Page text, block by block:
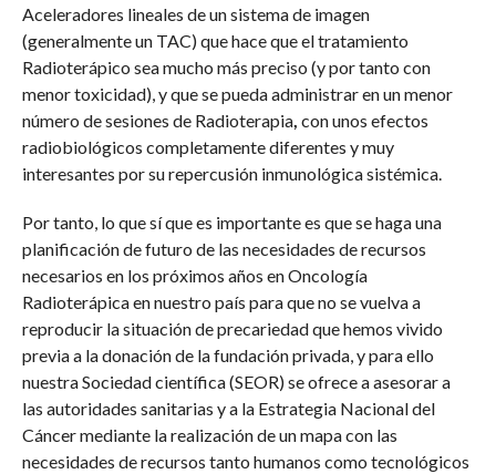
Aceleradores lineales de un sistema de imagen
(generalmente un TAC) que hace que el tratamiento
Radioterápico sea mucho más preciso (y por tanto con
menor toxicidad), y que se pueda administrar en un menor
número de sesiones de Radioterapia, con unos efectos
radiobiológicos completamente diferentes y muy
interesantes por su repercusión inmunológica sistémica.
Por tanto, lo que sí que es importante es que se haga una
planificación de futuro de las necesidades de recursos
necesarios en los próximos años en Oncología
Radioterápica en nuestro país para que no se vuelva a
reproducir la situación de precariedad que hemos vivido
previa a la donación de la fundación privada, y para ello
nuestra Sociedad científica (SEOR) se ofrece a asesorar a
las autoridades sanitarias y a la Estrategia Nacional del
Cáncer mediante la realización de un mapa con las
necesidades de recursos tanto humanos como tecnológicos